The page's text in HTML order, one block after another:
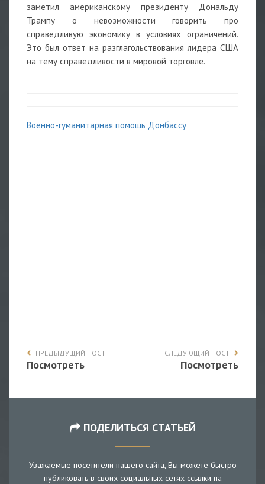
заметил американскому президенту Дональду
Трампу о невозможности говорить про
справедливую экономику в условиях ограничений.
Это был ответ на разглагольствования лидера США
на тему справедливости в мировой торговле.
Военно-гуманитарная помощь Донбассу
ПРЕДЫДУЩИЙ ПОСТ
Посмотреть
СЛЕДУЮЩИЙ ПОСТ
Посмотреть
ПОДЕЛИТЬСЯ СТАТЬЕЙ
Уважаемые посетители нашего сайта, Вы можете быстро
публиковать в своих социальных сетях ссылки на